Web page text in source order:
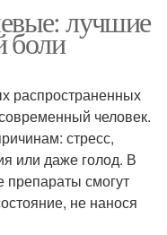
лучшие
боли
распространенных
человек.
стресс,
или даже голод. В
препараты смогут
не нанося